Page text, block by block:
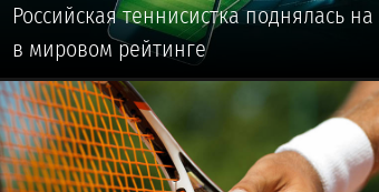
Российская теннисистка поднялась на
в мировом рейтинге
🥎 #ТЕННИС